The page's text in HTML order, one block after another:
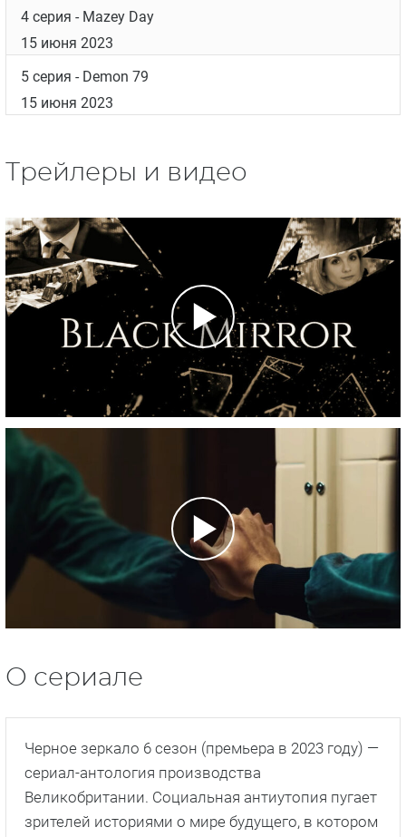
4 серия - Mazey Day
15 июня 2023
5 серия - Demon 79
15 июня 2023
Трейлеры и видео
О сериале
Черное зеркало 6 сезон (премьера в 2023 году) —
сериал-антология производства
Великобритании. Социальная антиутопия пугает
зрителей историями о мире будущего, в котором